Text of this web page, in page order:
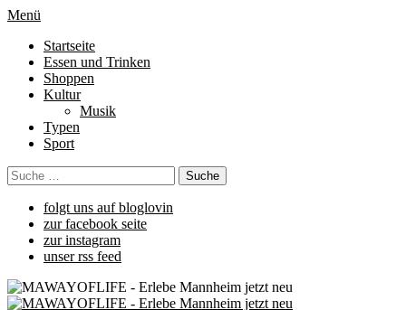
Menü
Startseite
Essen und Trinken
Shoppen
Kultur
Musik
Typen
Sport
folgt uns auf bloglovin
zur facebook seite
zur instagram
unser rss feed